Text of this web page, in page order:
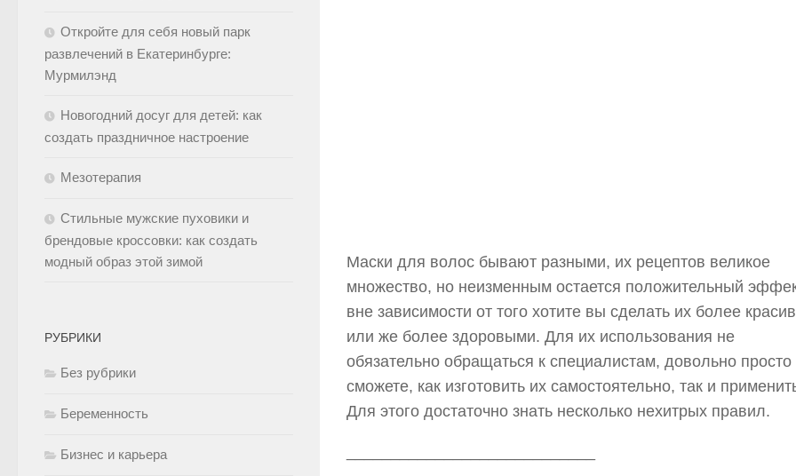
Маски для волос бывают разными, их рецептов великое
множество, но неизменным остается положительный
вне зависимости от того хотите вы сделать их более
или же более здоровыми. Для их использования не
обязательно обращаться к специалистам, довольно
сможете, как изготовить их самостоятельно, так и
Для этого достаточно знать несколько нехитрых правил.
Откройте для себя новый парк
развлечений в Екатеринбурге:
Мурмилэнд
Новогодний досуг для детей: как
создать праздничное настроение
Мезотерапия
Стильные мужские пуховики и
брендовые кроссовки: как создать
модный образ этой зимой
РУБРИКИ
Без рубрики
Беременность
Бизнес и карьера